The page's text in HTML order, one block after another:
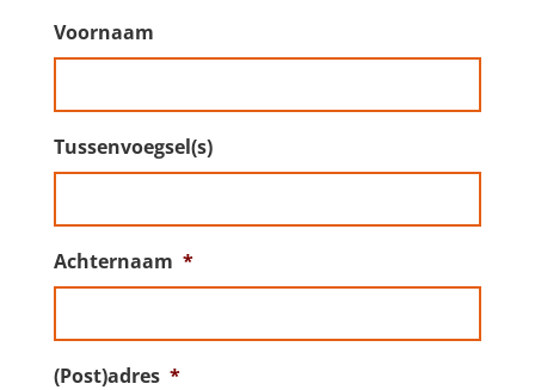
Voornaam
Tussenvoegsel(s)
Achternaam *
(Post)adres *